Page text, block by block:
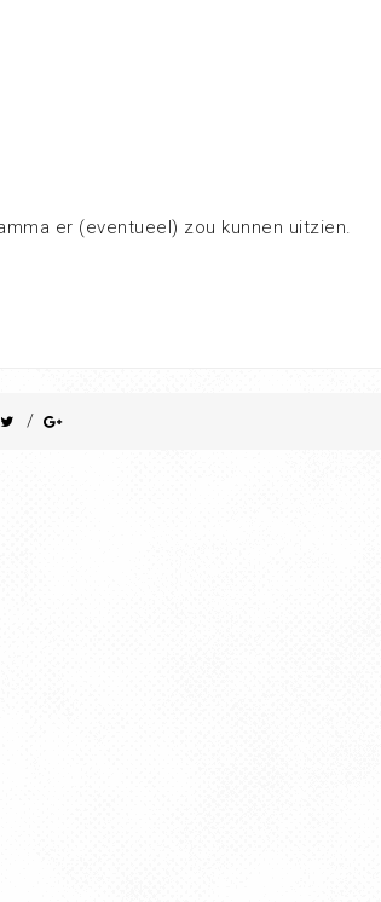
er (eventueel) zou kunnen uitzien.
/